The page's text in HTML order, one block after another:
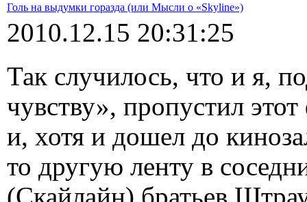
Голь на выдумки горазда (или Мысли о «Skyline»)
2010.12.15 20:31:25
Так случилось, что и я,
чувству», пропустил
и, хотя и дошел до
то другую ленту в